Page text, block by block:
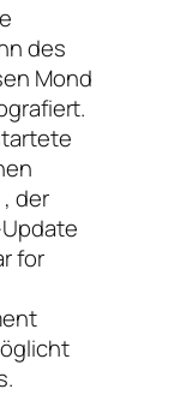
des
Mond
der
for